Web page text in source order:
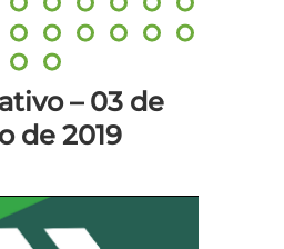
– 03 de
de 2019